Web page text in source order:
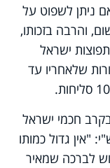
ניתן לשפוט על
והרבה בזכותו,
ישראל
כולה, ומצב זה נמשך גם ב-2 דורות שלאחריו עד
חכמי ישראל
"אין גדול כמותו
לברכה שמאיר